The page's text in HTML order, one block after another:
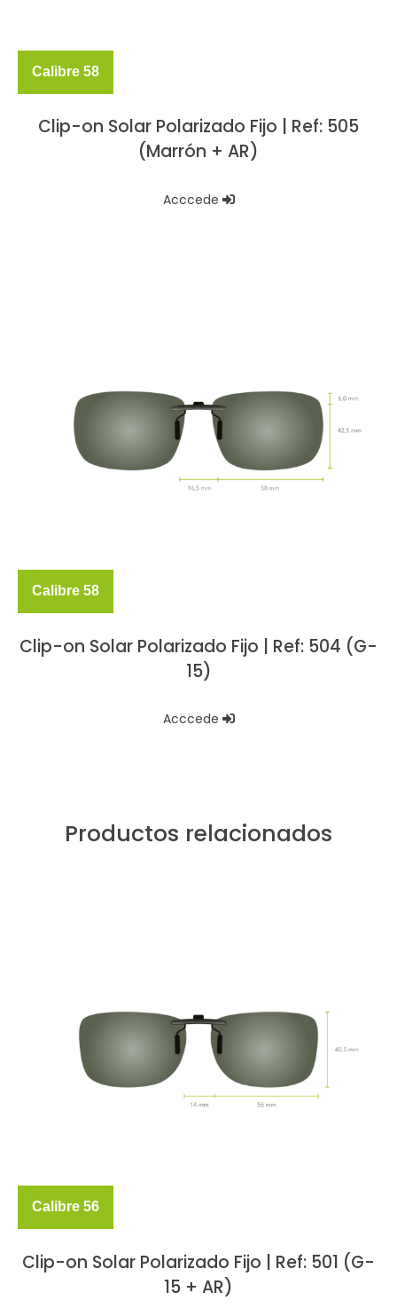
Calibre 58
Clip-on Solar Polarizado Fijo | Ref: 505
(Marrón + AR)
Acccede
Calibre 58
Clip-on Solar Polarizado Fijo | Ref: 504 (G-
15)
Acccede
Productos relacionados
Calibre 56
Clip-on Solar Polarizado Fijo | Ref: 501 (G-
15 + AR)